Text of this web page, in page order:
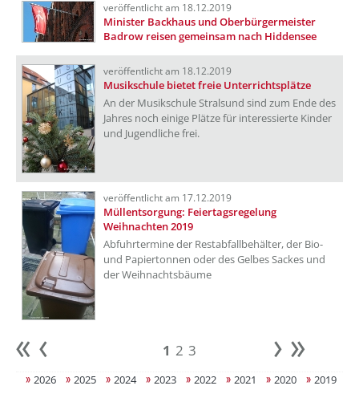
veröffentlicht am 18.12.2019
Minister Backhaus und Oberbürgermeister
Badrow reisen gemeinsam nach Hiddensee
veröffentlicht am 18.12.2019
Musikschule bietet freie Unterrichtsplätze
An der Musikschule Stralsund sind zum Ende des
Jahres noch einige Plätze für interessierte Kinder
und Jugendliche frei.
veröffentlicht am 17.12.2019
Müllentsorgung: Feiertagsregelung
Weihnachten 2019
Abfuhrtermine der Restabfallbehälter, der Bio-
und Papiertonnen oder des Gelbes Sackes und
der Weihnachtsbäume
Anfang 1 2 3 weiter
2026 2025 2024 2023 2022 2021 2020 2019